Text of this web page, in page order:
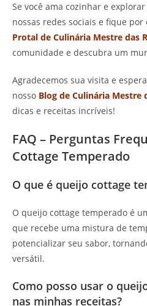
Se você ama cozinhar e
nossas redes sociais e fique
Protal de Culinária Mestre das
comunidade e descubra um
Agradecemos sua visita e
nosso Blog de Culinária Mestre
dicas e receitas incríveis!
FAQ – Perguntas
Cottage Temperado
O que é queijo cottage
O queijo cottage temperado é
que recebe uma mistura de
potencializar seu sabor,
versátil.
Como posso usar o
nas minhas receitas?